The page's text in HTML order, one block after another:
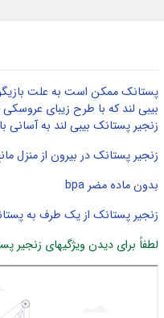
پستانک ممکن است به علت
بیبی لند که با طرح زیبای
زنجیر پستانک بیبی لند به
زنجیر پستانک در بیرون از
بدون ماده مضر bpa
زنجیر پستانک از یک طرف به
لطفاً برای دیدن ویژگیهای زنجیر